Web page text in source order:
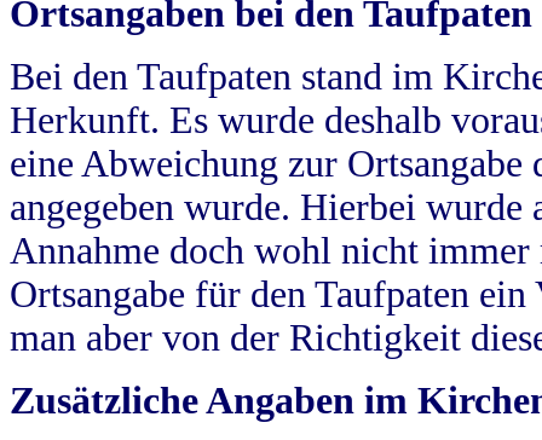
Ortsangaben bei den Taufpaten
Bei den Taufpaten stand im
Herkunft. Es wurde deshalb
eine Abweichung zur
angegeben wurde. Hierbei wurde
Annahme doch wohl nicht
Ortsangabe für den Taufpaten
man aber von der Richtigkeit
Zusätzliche Angaben im